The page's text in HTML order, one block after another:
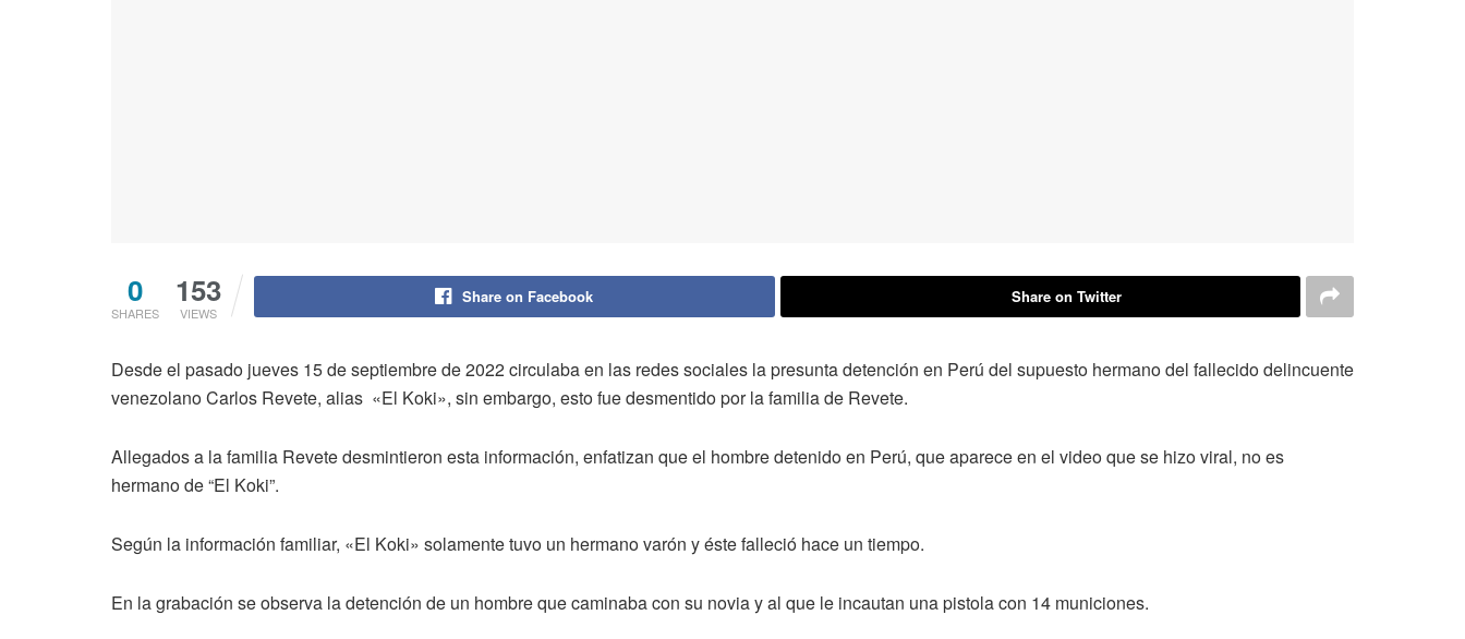
0
SHARES
153
VIEWS
Share on Facebook Share on Twitter
Desde el pasado jueves 15 de septiembre de 2022 circulaba en las redes sociales la presunta detención en Perú del supuesto hermano del fallecido delincuente
venezolano Carlos Revete, alias «El Koki», sin embargo, esto fue desmentido por la familia de Revete.
Allegados a la familia Revete desmintieron esta información, enfatizan que el hombre detenido en Perú, que aparece en el video que se hizo viral, no es
hermano de “El Koki”.
Según la información familiar, «El Koki» solamente tuvo un hermano varón y éste falleció hace un tiempo.
En la grabación se observa la detención de un hombre que caminaba con su novia y al que le incautan una pistola con 14 municiones.